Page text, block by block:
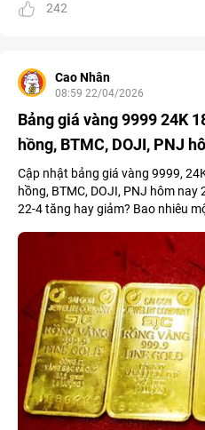
242
Cao Nhân
08:59 22/04/2026
Bảng giá vàng 9999 24K
hồng, BTMC, DOJI, PNJ
Cập nhật bảng giá vàng 9999,
hồng, BTMC, DOJI, PNJ hôm
22-4 tăng hay giảm? Bao nhiêu